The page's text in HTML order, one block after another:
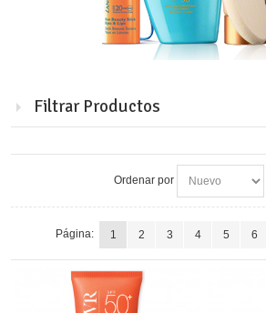
Filtrar Productos
Ordenar por
Página: 1 2 3 4 5 6